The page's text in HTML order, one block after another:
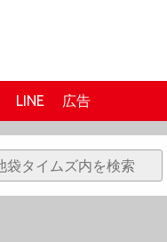
LINE 広告